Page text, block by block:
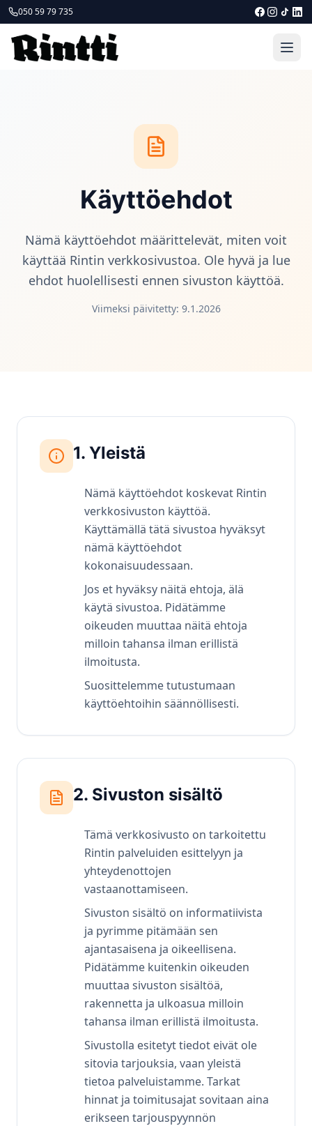
050 59 79 735
Käyttöehdot
Nämä käyttöehdot määrittelevät, miten voit
käyttää Rintin verkkosivustoa. Ole hyvä ja lue
ehdot huolellisesti ennen sivuston käyttöä.
Viimeksi päivitetty: 9.1.2026
1. Yleistä
Nämä käyttöehdot koskevat Rintin
verkkosivuston käyttöä.
Käyttämällä tätä sivustoa hyväksyt
nämä käyttöehdot
kokonaisuudessaan.
Jos et hyväksy näitä ehtoja, älä
käytä sivustoa. Pidätämme
oikeuden muuttaa näitä ehtoja
milloin tahansa ilman erillistä
ilmoitusta.
Suosittelemme tutustumaan
käyttöehtoihin säännöllisesti.
2. Sivuston sisältö
Tämä verkkosivusto on tarkoitettu
Rintin palveluiden esittelyyn ja
yhteydenottojen
vastaanottamiseen.
Sivuston sisältö on informatiivista
ja pyrimme pitämään sen
ajantasaisena ja oikeellisena.
Pidätämme kuitenkin oikeuden
muuttaa sivuston sisältöä,
rakennetta ja ulkoasua milloin
tahansa ilman erillistä ilmoitusta.
Sivustolla esitetyt tiedot eivät ole
sitovia tarjouksia, vaan yleistä
tietoa palveluistamme. Tarkat
hinnat ja toimitusajat sovitaan aina
erikseen tarjouspyynnön